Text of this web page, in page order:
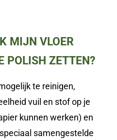
MIJN VLOER
POLISH ZETTEN?
te reinigen,
vuil en stof op je
kunnen werken) en
samengestelde